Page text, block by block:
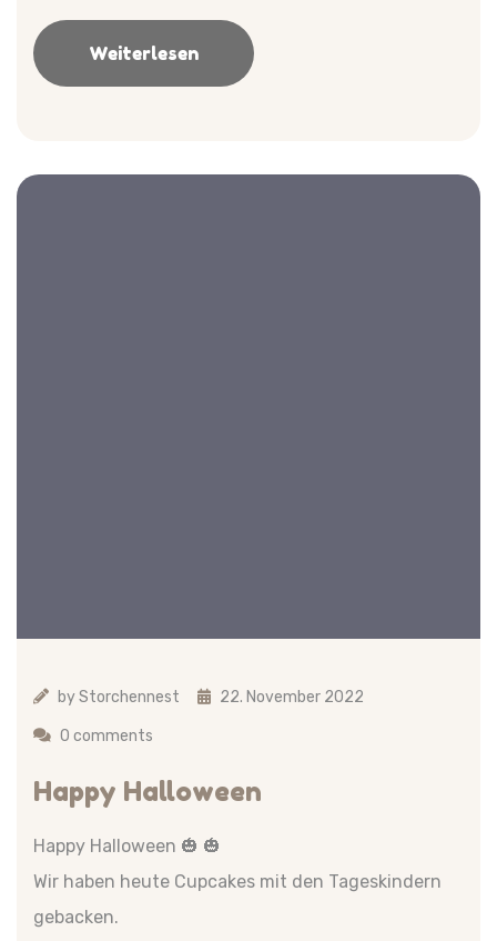
Weiterlesen
byStorchennest 22. November 2022
0 comments
Happy Halloween
Happy Halloween 🎃 🎃
Wir haben heute Cupcakes mit den Tageskindern
gebacken.